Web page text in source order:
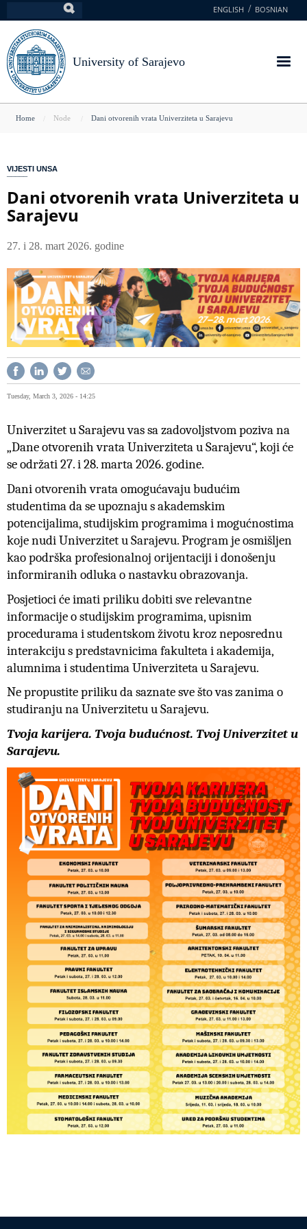
to
main
content
ENGLISH BOSNIAN
University of Sarajevo
You
Home Node Dani otvorenih vrata Univerziteta u Sarajevu
VIJESTI UNSA
Dani otvorenih vrata Univerziteta u
Sarajevu
27. i 28. mart 2026. godine
Tuesday, March 3, 2026 - 14:25
Univerzitet u Sarajevu vas sa zadovoljstvom poziva na
„Dane otvorenih vrata Univerziteta u Sarajevu“, koji će
se održati 27. i 28. marta 2026. godine.
Dani otvorenih vrata omogućavaju budućim
studentima da se upoznaju s akademskim
potencijalima, studijskim programima i mogućnostima
koje nudi Univerzitet u Sarajevu. Program je osmišljen
kao podrška profesionalnoj orijentaciji i donošenju
informiranih odluka o nastavku obrazovanja.
Posjetioci će imati priliku dobiti sve relevantne
informacije o studijskim programima, upisnim
procedurama i studentskom životu kroz neposrednu
interakciju s predstavnicima fakulteta i akademija,
alumnima i studentima Univerziteta u Sarajevu.
Ne propustite priliku da saznate sve što vas zanima o
studiranju na Univerzitetu u Sarajevu.
Tvoja karijera. Tvoja budućnost. Tvoj Univerzitet u
Sarajevu.